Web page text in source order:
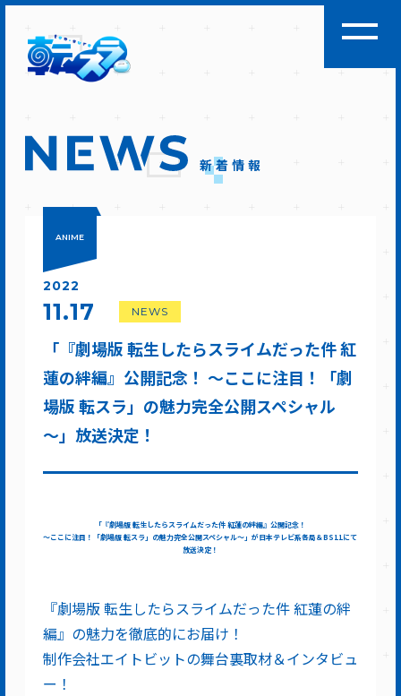
新着情報
ANIME
「『劇場版 転生したらスライムだった件 紅
蓮の絆編』公開記念！ ～ここに注目！「劇
場版 転スラ」の魅力完全公開スペシャル
～」放送決定！
NEWS
2022
11.17
「『劇場版 転生したらスライムだった件 紅蓮の絆編』公開記念！
～ここに注目！「劇場版 転スラ」の魅力完全公開スペシャル～」が日本テレビ系各局＆BS11にて
放送決定！
『劇場版 転生したらスライムだった件 紅蓮の絆
編』の魅力を徹底的にお届け！
制作会社エイトビットの舞台裏取材＆インタビュ
ー！